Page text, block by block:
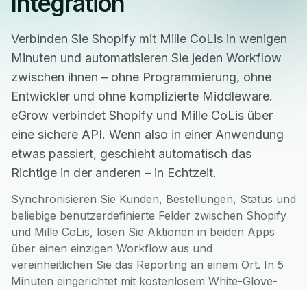
Verbinden Sie Shopify mit Mille CoLis in wenigen
Minuten und automatisieren Sie jeden Workflow
zwischen ihnen – ohne Programmierung, ohne
Entwickler und ohne komplizierte Middleware.
eGrow verbindet Shopify und Mille CoLis über
eine sichere API. Wenn also in einer Anwendung
etwas passiert, geschieht automatisch das
Richtige in der anderen – in Echtzeit.
Synchronisieren Sie Kunden, Bestellungen, Status und
beliebige benutzerdefinierte Felder zwischen Shopify
und Mille CoLis, lösen Sie Aktionen in beiden Apps
über einen einzigen Workflow aus und
vereinheitlichen Sie das Reporting an einem Ort. In 5
Minuten eingerichtet mit kostenlosem White-Glove-